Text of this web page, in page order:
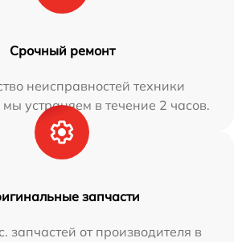
Срочный ремонт
неисправностей техники
устраняем в течение 2 часов.
запчасти
запчастей от производителя в